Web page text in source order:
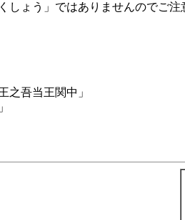
しょう」ではありませんのでご注
之吾当王関中」